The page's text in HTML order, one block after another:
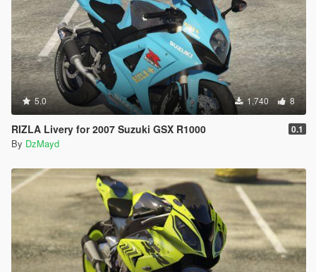
5.0 1,740 8
RIZLA Livery for 2007 Suzuki GSX R1000 0.1
By DzMayd